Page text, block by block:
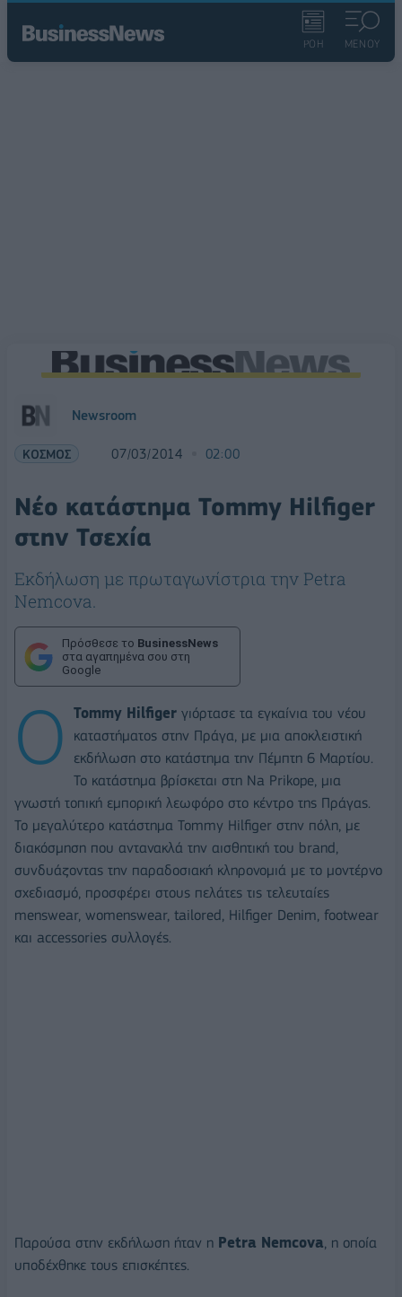
ΡΟΗ ΜΕΝΟΥ
Newsroom
ΚΟΣΜΟΣ 07/03/2014 02:00
Νέο κατάστημα Tommy Hilfiger
στην Τσεχία
Εκδήλωση με πρωταγωνίστρια την Petra
Nemcova.
Πρόσθεσε το BusinessNews
στα αγαπημένα σου στη
Google
Ο Tommy Hilfiger γιόρτασε τα εγκαίνια του νέου
καταστήματος στην Πράγα, με μια αποκλειστική
εκδήλωση στο κατάστημα την Πέμπτη 6 Μαρτίου.
Το κατάστημα βρίσκεται στη Na Prikope, μια
γνωστή τοπική εμπορική λεωφόρο στο κέντρο της Πράγας.
Το μεγαλύτερο κατάστημα Tommy Hilfiger στην πόλη, με
διακόσμηση που αντανακλά την αισθητική του brand,
συνδυάζοντας την παραδοσιακή κληρονομιά με το μοντέρνο
σχεδιασμό, προσφέρει στους πελάτες τις τελευταίες
menswear, womenswear, tailored, Hilfiger Denim, footwear
και accessories συλλογές.
Παρούσα στην εκδήλωση ήταν η Petra Nemcova, η οποία
υποδέχθηκε τους επισκέπτες.